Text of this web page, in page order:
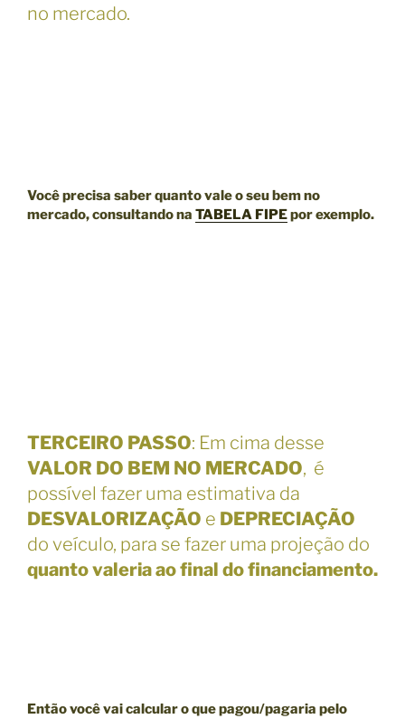
no mercado.
Você precisa saber quanto vale o seu bem no
mercado, consultando na TABELA FIPEpor exemplo.
TERCEIRO PASSO: Em cima desse
VALOR DO BEM NO MERCADO, é
possível fazer uma estimativa da
DESVALORIZAÇÃO e DEPRECIAÇÃO
do veículo, para se fazer uma projeção do
quanto valeria ao final do financiamento.
Então você vai calcular o que pagou/pagaria pelo